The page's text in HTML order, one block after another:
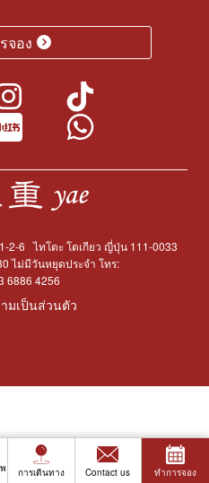
การเดินทาง Contact us ทำการจอง
จอง
2-6 ไทโตะ โตเกียว ญี่ปุ่น 111-0033
ไม่มีวันหยุดประจำ โทร:
6886 4256
มเป็นส่วนตัว